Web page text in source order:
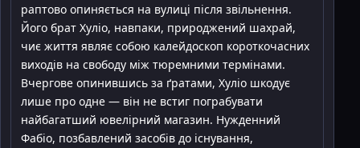
раптово опиняється на вулиці після звільнення.
Його брат Хуліо, навпаки, природжений шахрай,
чиє життя являє собою калейдоскоп короткочасних
виходів на свободу між тюремними термінами.
Вчергове опинившись за ґратами, Хуліо шкодує
лише про одне — він не встиг пограбувати
найбагатший ювелірний магазин. Нужденний
Фабіо, позбавлений засобів до існування,